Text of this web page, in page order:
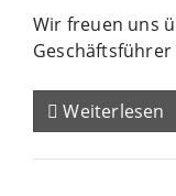
Wir freuen uns
Weiterlesen